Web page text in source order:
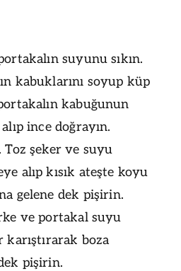
suyunu sıkın.
kabuklarını soyup küp
kabuğunun
ince doğrayın.
Toz şeker ve suyu
alıp kısık ateşte koyu
gelene dek pişirin.
ve portakal suyu
boza
pişirin.